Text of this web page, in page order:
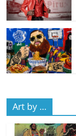
Art by …